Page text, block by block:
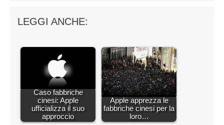
LEGGI ANCHE:
Caso fabbriche
cinesi: Apple
ufficializza il suo
approccio
Apple apprezza le
fabbriche cinesi per la
loro…